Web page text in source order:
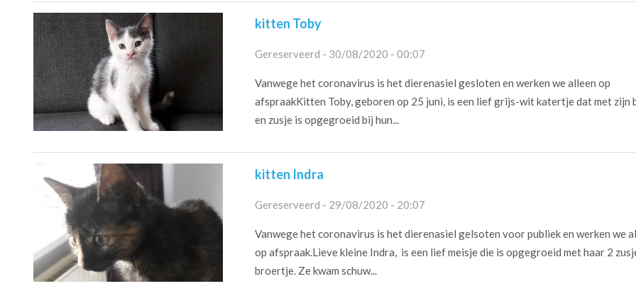
kitten Toby
Gereserveerd - 30/08/2020 - 00:07
Vanwege het coronavirus is het dierenasiel gesloten en werken we alleen op
afspraakKitten Toby, geboren op 25 juni, is een lief grijs-wit katertje dat met zijn
en zusje is opgegroeid bij hun...
kitten Indra
Gereserveerd - 29/08/2020 - 20:07
Vanwege het coronavirus is het dierenasiel gelsoten voor publiek en werken we
op afspraak.Lieve kleine Indra, is een lief meisje die is opgegroeid met haar 2
broertje. Ze kwam schuw...